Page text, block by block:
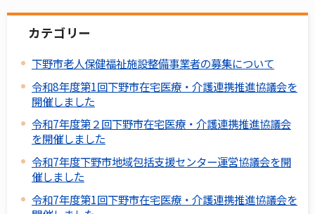
カテゴリー
下野市老人保健福祉施設整備事業者の募集について
令和8年度第1回下野市在宅医療・介護連携推進協議会を
開催しました
令和7年度第２回下野市在宅医療・介護連携推進協議会
を開催しました
令和7年度下野市地域包括支援センター運営協議会を開
催しました
令和7年度第1回下野市在宅医療・介護連携推進協議会を